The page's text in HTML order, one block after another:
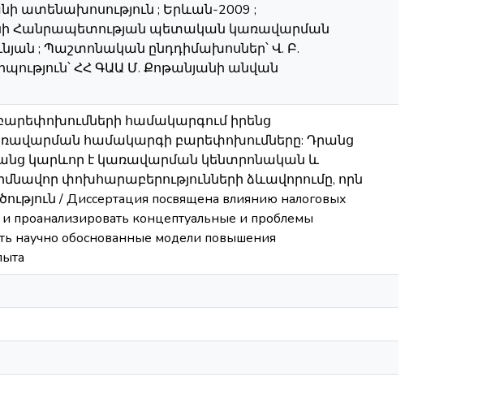
ատենախոսություն ; Երևան-2009 ;
Հանրապետության պետական կառավարման
; Պաշտոնական ընդդիմախոսներ՝ Վ. Բ.
ՀՀ ԳԱԱ Մ. Քոթանյանի անվան
համակարգում իրենց
համակարգի բարեփոխումները: Դրանց
կարևոր է կառավարման կենտրոնական և
փոխհարաբերությունների ձևավորումը, որն
/ Диссертация посвящена влиянию налоговых
проанализировать концептуальные и проблемы
научно обоснованные модели повышения